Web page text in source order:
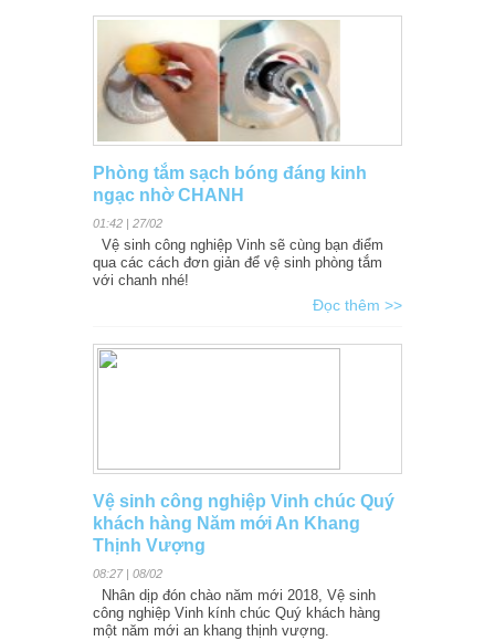
Phòng tắm sạch bóng đáng kinh
ngạc nhờ CHANH
01:42 | 27/02
Vệ sinh công nghiệp Vinh sẽ cùng bạn điểm
qua các cách đơn giản để vệ sinh phòng tắm
với chanh nhé!
Đọc thêm >>
Vệ sinh công nghiệp Vinh chúc Quý
khách hàng Năm mới An Khang
Thịnh Vượng
08:27 | 08/02
Nhân dịp đón chào năm mới 2018, Vệ sinh
công nghiệp Vinh kính chúc Quý khách hàng
một năm mới an khang thịnh vượng.